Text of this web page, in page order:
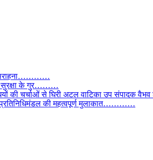
सराहना…………
सुरक्षा के गुर………
की चर्चाओं से घिरी अटल वाटिका उप संपादक वैभव
प्रतिनिधिमंडल की महत्वपूर्ण मुलाकात…………